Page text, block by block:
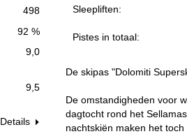
498
92 %
9,0
9,5
Details
n
a
Sleepliften:
Pistes in totaal:
De skipas "Dolomiti
De omstandigheden voor
dagtocht rond het
nachtskiën maken het